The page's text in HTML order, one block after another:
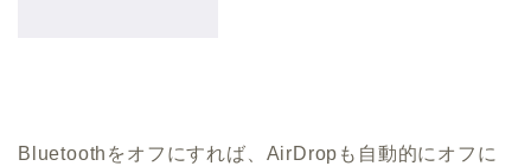
Bluetoothをオフにすれば、AirDropも自動的にオフに